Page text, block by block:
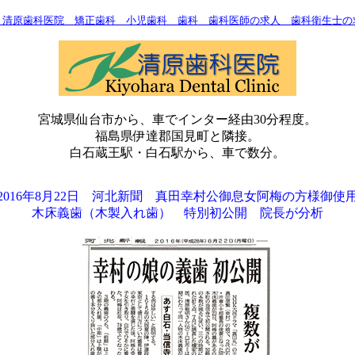
清原歯科医院 矯正歯科 小児歯科 歯科 歯科医師の求人 歯科衛生士
宮城県仙台市から、車でインター経由30分程度。
福島県伊達郡国見町と隣接。
白石蔵王駅・白石駅から、車で数分。
年8月22日 河北新聞 真田幸村公御息女阿梅の方様御使用
木床義歯（木製入れ歯） 特別初公開 院長が分析